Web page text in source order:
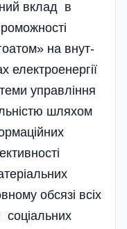
вклад в
на внут­
електроенергії
управління
шляхом
обсязі всіх
соці­альних